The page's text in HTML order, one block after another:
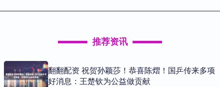
推荐资讯
翻翻配资 祝贺孙颖莎！恭喜陈熠！国乒传来多项
好消息：王楚钦为公益做贡献